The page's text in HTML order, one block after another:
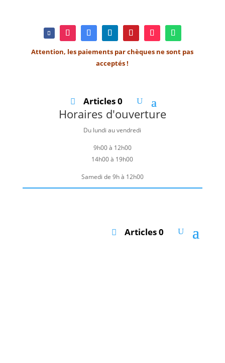
Attention, les paiements par chèques ne sont pas
acceptés !
Articles 0
Horaires d'ouverture
Du lundi au vendredi
9h00 à 12h00
14h00 à 19h00
Samedi de 9h à 12h00
Articles 0